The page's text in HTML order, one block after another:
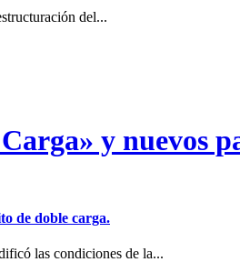
del...
y nuevos
de doble carga.
las condiciones de la...